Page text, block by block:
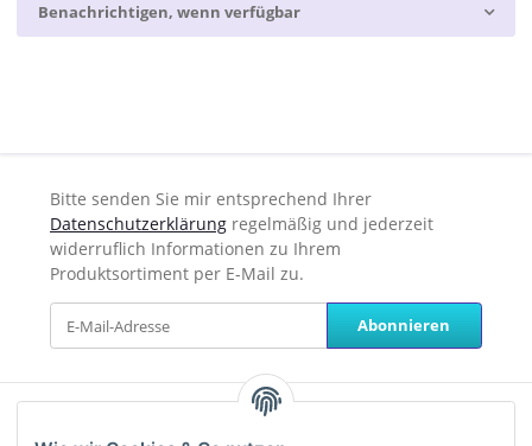
Benachrichtigen, wenn verfügbar
Bitte senden Sie mir entsprechend Ihrer
Datenschutzerklärung regelmäßig und jederzeit
widerruflich Informationen zu Ihrem
Produktsortiment per E-Mail zu.
Abonnieren